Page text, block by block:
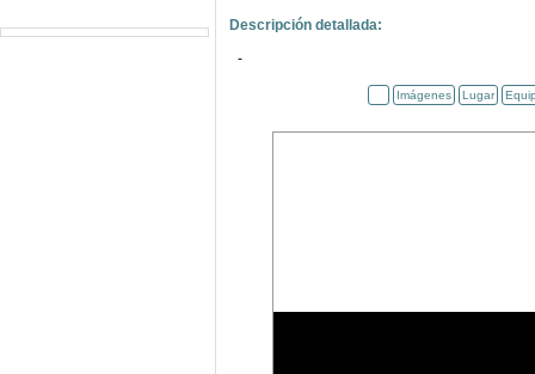
Descripción detallada:
-
Imágenes Lugar